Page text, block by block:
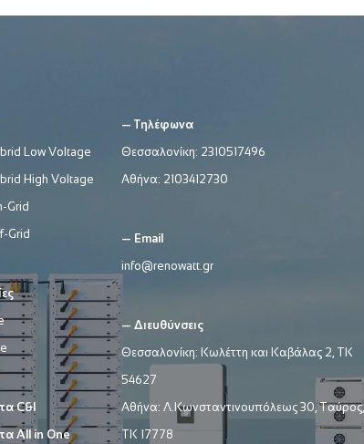
Low Voltage
High Voltage
Grid
Grid
C&I
All in One
— Τηλέφωνα
Θεσσαλονίκη: 2310517496
Αθήνα: 2103412730
— Email
info@renowatt.gr
— Διευθύνσεις
Θεσσαλονίκη: Κωλέττη και Καβάλας 2, ΤΚ
54627
Αθήνα: Λ.Κωνσταντινουπόλεως 30, Ταύρος,
ΤΚ 17778